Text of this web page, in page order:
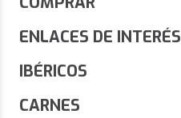
ENLACES DE INTERÉS
IBÉRICOS
CARNES